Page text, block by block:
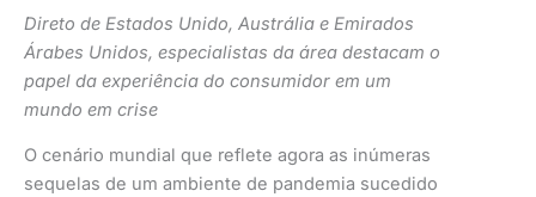
Direto de Estados Unido, Austrália e Emirados
Árabes Unidos, especialistas da área destacam o
papel da experiência do consumidor em um
mundo em crise
O cenário mundial que reflete agora as inúmeras
sequelas de um ambiente de pandemia sucedido